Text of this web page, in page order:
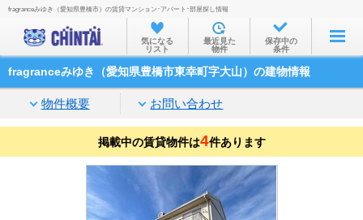
お部屋を探す
沿線・駅から
家賃相場から
通勤通学時間から
物件特集から
不動産会社から
fragranceみゆき（愛知県豊橋市）の賃貸マンション･アパート･部屋探し情報
気になる
リスト
最近見た
物件
保存中の
条件
fragranceみゆき（愛知県豊橋市東幸町字大山）の建物情報
物件概要 お問い合わせ
掲載中の賃貸物件は4件あります